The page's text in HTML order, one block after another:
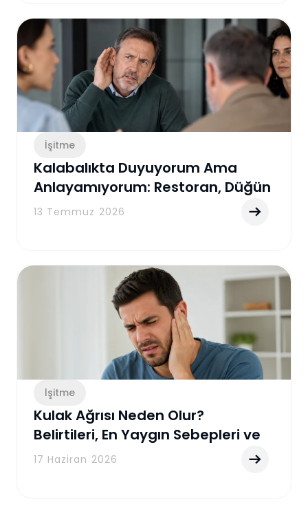
İşitme
Kalabalıkta Duyuyorum Ama
Anlayamıyorum: Restoran, Düğün
ve Toplantılarda İşitme
13 Temmuz 2026
İşitme
Kulak Ağrısı Neden Olur?
Belirtileri, En Yaygın Sebepleri ve
Etkili Tedavi Yöntemleri
17 Haziran 2026